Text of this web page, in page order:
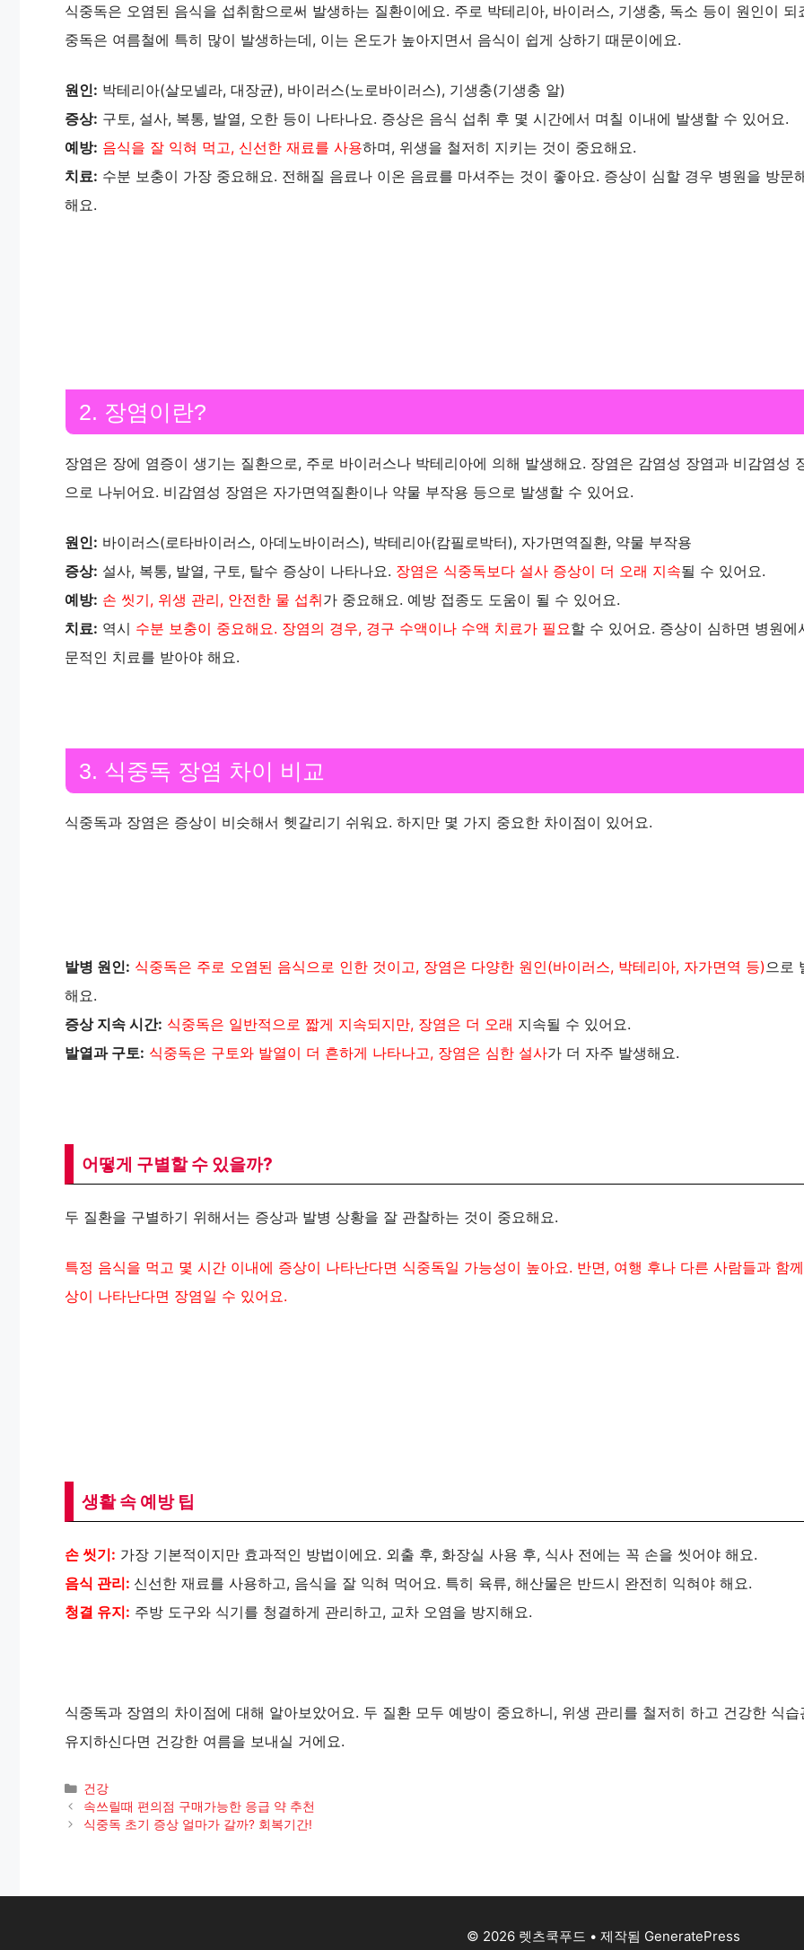
식중독은 오염된 음식을 섭취함으로써 발생하는 질환이에요. 주로 박테리아, 바이러스, 기생충, 독소 등이 원인이 되
중독은 여름철에 특히 많이 발생하는데, 이는 온도가 높아지면서 음식이 쉽게 상하기 때문이에요.
원인: 박테리아(살모넬라, 대장균), 바이러스(노로바이러스), 기생충(기생충 알)
증상: 구토, 설사, 복통, 발열, 오한 등이 나타나요. 증상은 음식 섭취 후 몇 시간에서 며칠 이내에 발생할 수 있어요.
예방: 음식을 잘 익혀 먹고, 신선한 재료를 사용하며, 위생을 철저히 지키는 것이 중요해요.
치료: 수분 보충이 가장 중요해요. 전해질 음료나 이온 음료를 마셔주는 것이 좋아요. 증상이 심할 경우 병원을 방문
해요.
2. 장염이란?
장염은 장에 염증이 생기는 질환으로, 주로 바이러스나 박테리아에 의해 발생해요. 장염은 감염성 장염과 비감염성
으로 나뉘어요. 비감염성 장염은 자가면역질환이나 약물 부작용 등으로 발생할 수 있어요.
원인: 바이러스(로타바이러스, 아데노바이러스), 박테리아(캄필로박터), 자가면역질환, 약물 부작용
증상: 설사, 복통, 발열, 구토, 탈수 증상이 나타나요. 장염은 식중독보다 설사 증상이 더 오래 지속될 수 있어요.
예방: 손 씻기, 위생 관리, 안전한 물 섭취가 중요해요. 예방 접종도 도움이 될 수 있어요.
치료: 역시 수분 보충이 중요해요. 장염의 경우, 경구 수액이나 수액 치료가 필요할 수 있어요. 증상이 심하면 병원에
문적인 치료를 받아야 해요.
3. 식중독 장염 차이 비교
식중독과 장염은 증상이 비슷해서 헷갈리기 쉬워요. 하지만 몇 가지 중요한 차이점이 있어요.
발병 원인: 식중독은 주로 오염된 음식으로 인한 것이고, 장염은 다양한 원인(바이러스, 박테리아, 자가면역 등)으로
해요.
증상 지속 시간: 식중독은 일반적으로 짧게 지속되지만, 장염은 더 오래 지속될 수 있어요.
발열과 구토: 식중독은 구토와 발열이 더 흔하게 나타나고, 장염은 심한 설사가 더 자주 발생해요.
어떻게 구별할 수 있을까?
두 질환을 구별하기 위해서는 증상과 발병 상황을 잘 관찰하는 것이 중요해요.
특정 음식을 먹고 몇 시간 이내에 증상이 나타난다면 식중독일 가능성이 높아요. 반면, 여행 후나 다른 사람들과 함
상이 나타난다면 장염일 수 있어요.
생활 속 예방 팁
손 씻기: 가장 기본적이지만 효과적인 방법이에요. 외출 후, 화장실 사용 후, 식사 전에는 꼭 손을 씻어야 해요.
음식 관리: 신선한 재료를 사용하고, 음식을 잘 익혀 먹어요. 특히 육류, 해산물은 반드시 완전히 익혀야 해요.
청결 유지: 주방 도구와 식기를 청결하게 관리하고, 교차 오염을 방지해요.
식중독과 장염의 차이점에 대해 알아보았어요. 두 질환 모두 예방이 중요하니, 위생 관리를 철저히 하고 건강한 식습
유지하신다면 건강한 여름을 보내실 거에요.
카
테
고
건강
속쓰릴때 편의점 구매가능한 응급 약 추천
식중독 초기 증상 얼마가 갈까? 회복기간!
© 2026 렛츠쿡푸드 • 제작됨 GeneratePress